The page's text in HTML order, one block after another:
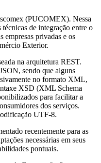
(PUCOMEX). Nessa
de integração entre o
privadas e os
Exterior.
na arquitetura REST.
sendo que alguns
no formato XML,
XSD (XML Schema
para facilitar a
dos serviços.
UTF-8.
recentemente para as
necessárias em seus
pontuais.